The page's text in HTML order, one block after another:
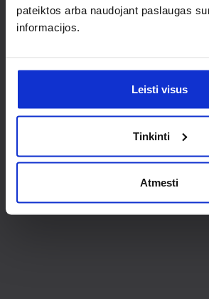
pateiktos arba naudojant paslaugas
informacijos.
Leisti visus
Tinkinti
Atmesti
Susisiekti